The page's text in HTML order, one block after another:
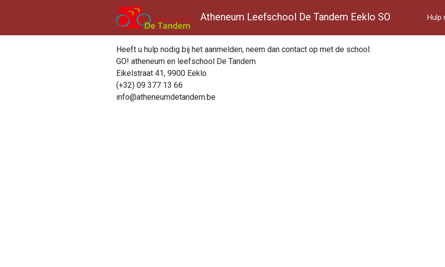
Atheneum Leefschool De Tandem Eeklo SO Hulp
Heeft u hulp nodig bij het aanmelden, neem dan contact op met de school:
GO! atheneum en leefschool De Tandem
Eikelstraat 41, 9900 Eeklo
(+32) 09 377 13 66
info@atheneumdetandem.be